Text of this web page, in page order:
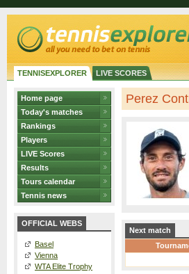
TENNISEXPLORER LIVE SCORES
Home page
Today's matches
Rankings
Players
LIVE Scores
Results
Tours calendar
Tennis news
OFFICIAL WEBS
Basel
Vienna
WTA Elite Trophy
Perez
Next match